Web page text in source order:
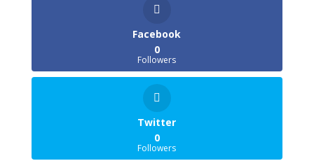
Facebook
0
Followers
Twitter
0
Followers